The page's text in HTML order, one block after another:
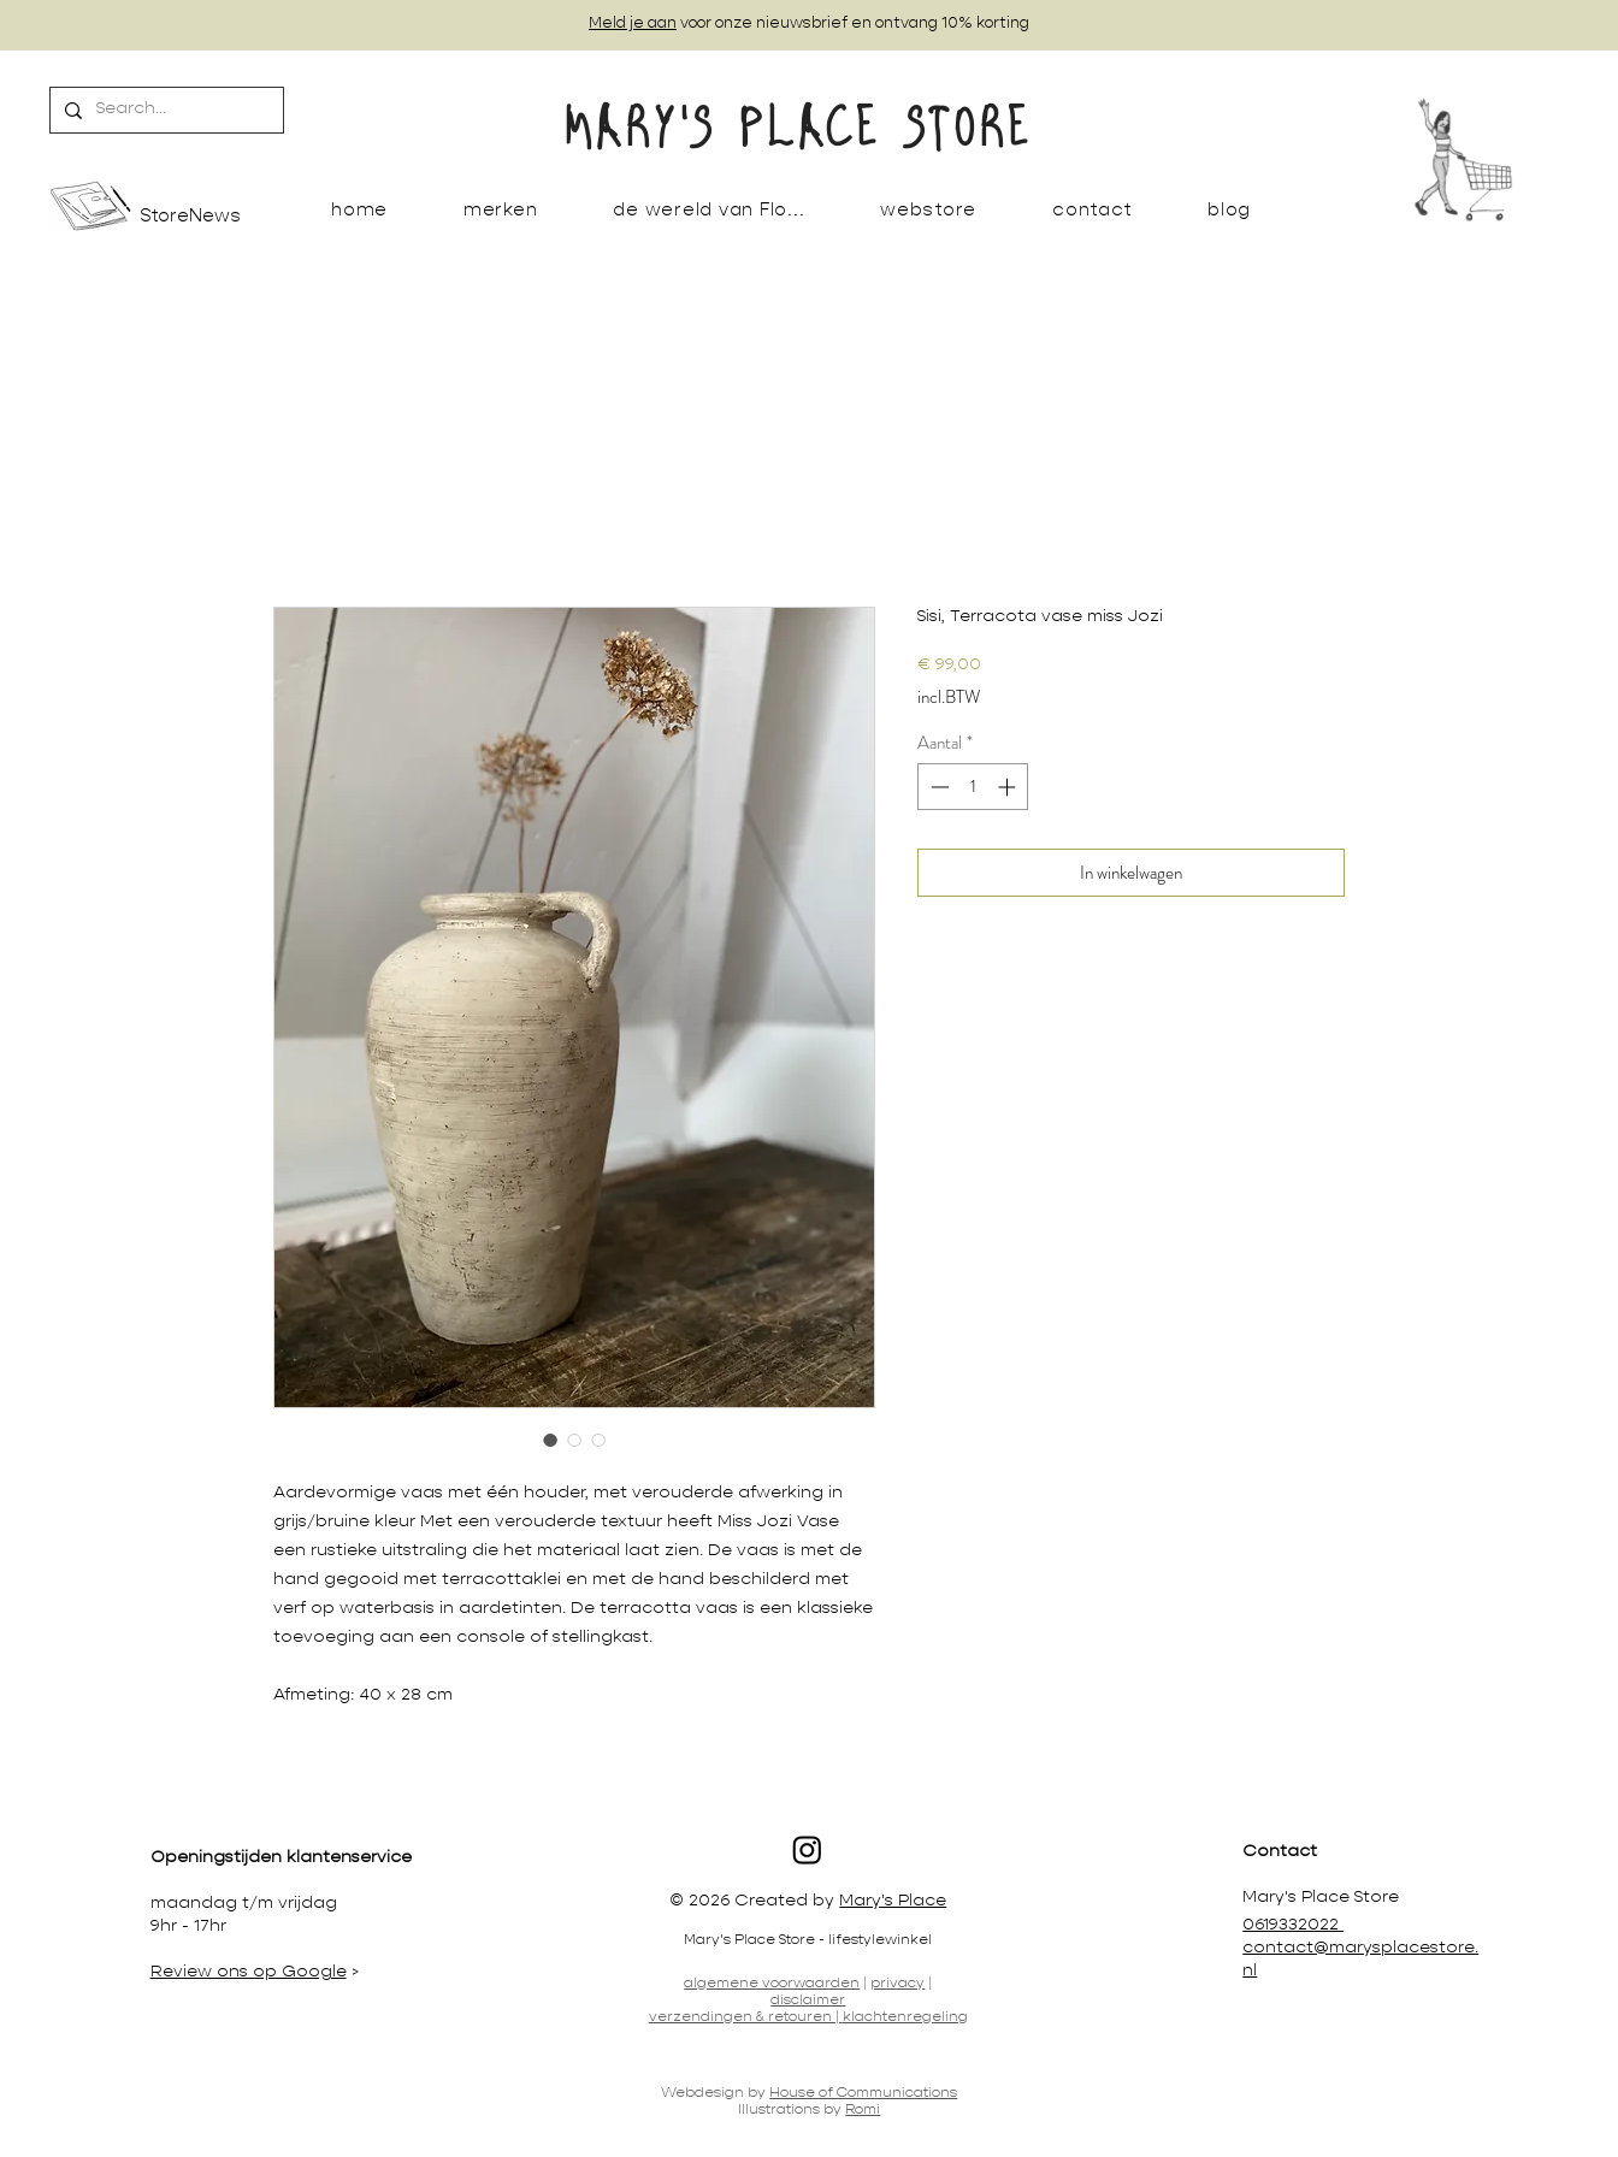
StoreNews
MARY'S PLACE STORE
home merken de wereld van Flo... webstore contact blog
Meld je aan voor onze nieuwsbrief en ontvang 10% korting
Aardevormige vaas met één houder, met verouderde afwerking in
grijs/bruine kleur Met een verouderde textuur heeft Miss Jozi Vase
een rustieke uitstraling die het materiaal laat zien. De vaas is met de
hand gegooid met terracottaklei en met de hand beschilderd met
verf op waterbasis in aardetinten. De terracotta vaas is een klassieke
toevoeging aan een console of stellingkast.
Afmeting: 40 x 28 cm
Sisi, Terracota vase miss Jozi
€ 99,00
incl.BTW
Aantal *
In winkelwagen
Openingstijden klantenservice
maandag t/m vrijdag
9hr - 17hr
Review ons op Google>
© 2026 Created by Mary's Place
Mary's Place Store - lifestylewinkel
Webdesign by House of Communications
Illustrations by Romi
algemene voorwaarden privacy
disclaimer
verzendingen & retouren |
klachtenregeling
Contact
Mary's Place Store
0619332022
contact@marysplacestore.
nl